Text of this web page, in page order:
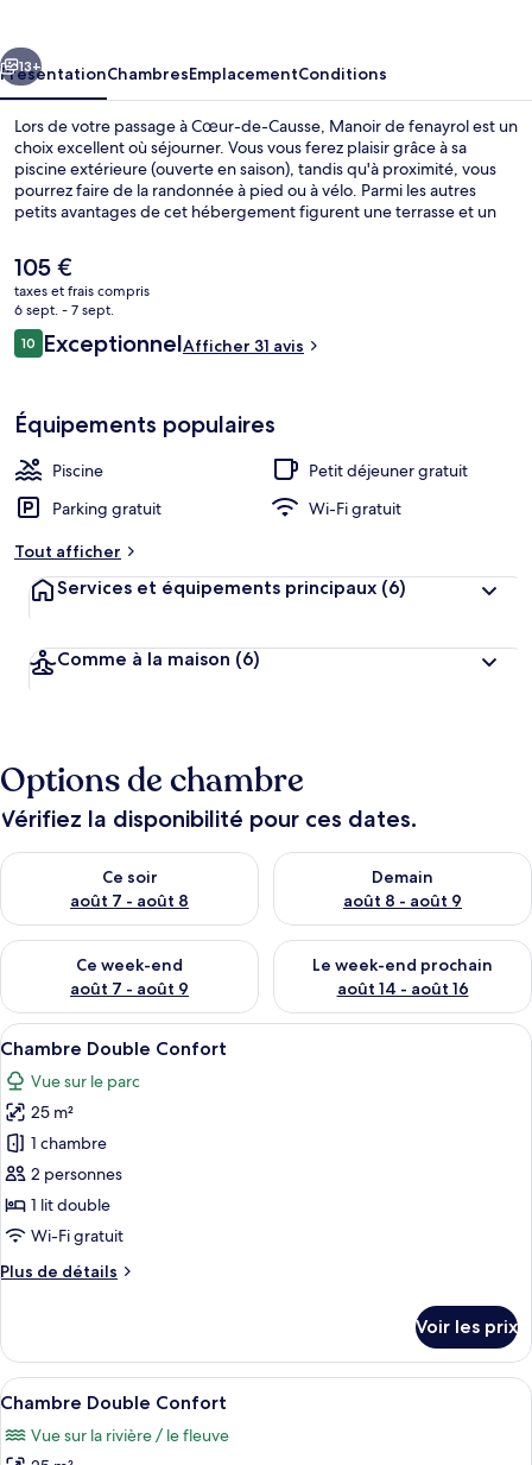
Suivant
13+
PrésentationChambresEmplacementConditions
Lors de votre passage à Cœur-de-Causse, Manoir de fenayrol est un
choix excellent où séjourner. Vous vous ferez plaisir grâce à sa
piscine extérieure (ouverte en saison), tandis qu'à proximité, vous
pourrez faire de la randonnée à pied ou à vélo. Parmi les autres
petits avantages de cet hébergement figurent une terrasse et un
Le
prix
actuel
est
de
105 €
taxes et frais compris
6 sept. - 7 sept.
Avis
voyageurs
1010 sur 10
ExceptionnelAfficher 31 avis
Équipements populaires
Piscine
Petit déjeuner gratuit
Parking gratuit
Wi-Fi gratuit
Tout afficher
Services et équipements principaux (6)
Comme à la maison (6)
Options de chambre
Vérifiez la disponibilité pour ces dates.
Ce soir
août 7 - août 8
Vérifier la disponibilité pour ce soir août 7 - août 8
Demain
août 8 - août 9
Vérifier la disponibilité pour
Ce week-end
août 7 - août 9
Vérifier la disponibilité pour ce week-end août 7 - août 9
Le week-end prochain
août 14 - août 16
Vérifier la disponibilité pour
Afficher
toutes
les
photos
pour
ce
type
de
chambre :
Chambre
Une salle de bain avec un lavabo,
3
Chambre Double Confort
Vue sur le parc
25 m²
1 chambre
2 personnes
1 lit double
Wi-Fi gratuit
Plus de détails
Plus
le
type
de
Chambre
Voir les prix
Afficher
toutes
les
Une chambre à coucher avec un lit,
2
Chambre Double Confort
Vue sur la rivière / le fleuve